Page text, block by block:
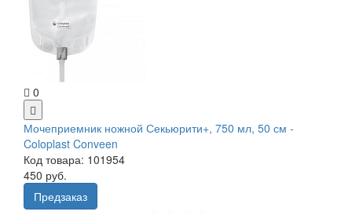
0
Мочеприемник ножной Секьюрити+, 750 мл, 50 см -
Coloplast Conveen
Код товара: 101954
450 руб.
Предзаказ